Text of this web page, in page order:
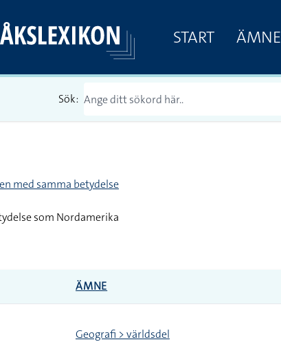
START ÄMNE
Sök:
med samma betydelse
som Nordamerika
ÄMNE
Geografi > världsdel